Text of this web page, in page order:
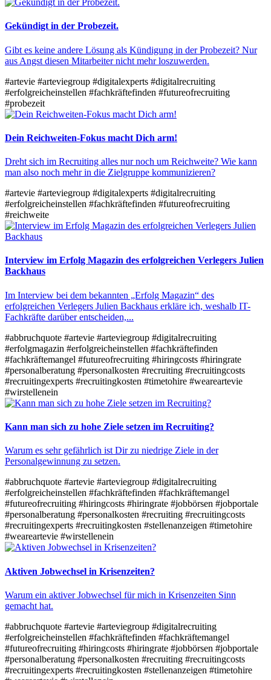
Gekündigt in der Probezeit.
Gibt es keine andere Lösung als Kündigung in der Probezeit? Nur
aus Angst diesen Mitarbeiter nicht mehr loszuwerden.
#artevie #arteviegroup #digitalexperts #digitalrecruiting
#erfolgreicheinstellen #fachkräftefinden #futureofrecruiting
#probezeit
Dein Reichweiten-Fokus macht Dich arm!
Dreht sich im Recruiting alles nur noch um Reichweite? Wie kann
man also noch mehr in die Zielgruppe kommunizieren?
#artevie #arteviegroup #digitalexperts #digitalrecruiting
#erfolgreicheinstellen #fachkräftefinden #futureofrecruiting
#reichweite
Interview im Erfolg Magazin des erfolgreichen Verlegers Julien
Backhaus
Im Interview bei dem bekannten „Erfolg Magazin“ des
erfolgreichen Verlegers Julien Backhaus erkläre ich, weshalb IT-
Fachkräfte darüber entscheiden,...
#abbruchquote #artevie #arteviegroup #digitalrecruiting
#erfolgmagazin #erfolgreicheinstellen #fachkräftefinden
#fachkräftemangel #futureofrecruiting #hiringcosts #hiringrate
#personalberatung #personalkosten #recruiting #recruitingcosts
#recruitingexperts #recruitingkosten #timetohire #weareartevie
#wirstellenein
Kann man sich zu hohe Ziele setzen im Recruiting?
Warum es sehr gefährlich ist Dir zu niedrige Ziele in der
Personalgewinnung zu setzen.​
#abbruchquote #artevie #arteviegroup #digitalrecruiting
#erfolgreicheinstellen #fachkräftefinden #fachkräftemangel
#futureofrecruiting #hiringcosts #hiringrate #jobbörsen #jobportale
#personalberatung #personalkosten #recruiting #recruitingcosts
#recruitingexperts #recruitingkosten #stellenanzeigen #timetohire
#weareartevie #wirstellenein
Aktiven Jobwechsel in Krisenzeiten?
Warum ein aktiver Jobwechsel für mich in Krisenzeiten Sinn
gemacht hat.
#abbruchquote #artevie #arteviegroup #digitalrecruiting
#erfolgreicheinstellen #fachkräftefinden #fachkräftemangel
#futureofrecruiting #hiringcosts #hiringrate #jobbörsen #jobportale
#personalberatung #personalkosten #recruiting #recruitingcosts
#recruitingexperts #recruitingkosten #stellenanzeigen #timetohire